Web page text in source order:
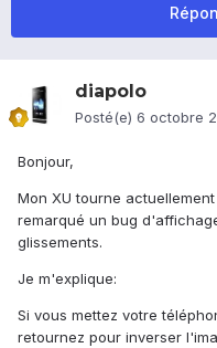
diapolo
Posté(e) 6 octobre
Bonjour,
Mon XU tourne
remarqué un bug
glissements.
Je m'explique:
Si vous mettez votre
retournez pour inverser